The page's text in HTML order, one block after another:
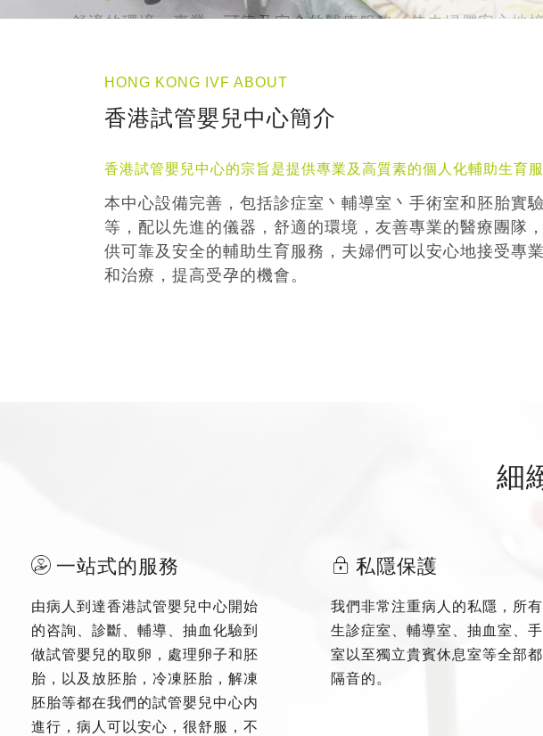
HONG KONG IVF ABOUT
香港試管嬰兒中心簡介
香港試管嬰兒中心的宗旨是提供專業及高質素的個人化輔助生育服
本中心設備完善，包括診症室丶輔導室丶手術室和胚胎實
等，配以先進的儀器，舒適的環境，友善專業的醫療團隊
供可靠及安全的輔助生育服務，夫婦們可以安心地接受專
和治療，提高受孕的機會。
細
一站式的服務
由病人到達香港試管嬰兒中心開始
的咨詢、診斷、輔導、抽血化驗到
做試管嬰兒的取卵，處理卵子和胚
胎，以及放胚胎，冷凍胚胎，解凍
胚胎等都在我們的試管嬰兒中心内
進行，病人可以安心，很舒服，不
私隱保護
我們非常注重病人的私隱，所
生診症室、輔導室、抽血室、
室以至獨立貴賓休息室等全部
隔音的。